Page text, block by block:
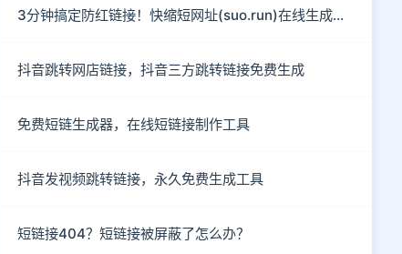
3分钟搞定防红链接！快缩短网址(suo.run)在线生成指南
抖音跳转网店链接，抖音三方跳转链接免费生成
免费短链生成器，在线短链接制作工具
抖音发视频跳转链接，永久免费生成工具
短链接404？短链接被屏蔽了怎么办？